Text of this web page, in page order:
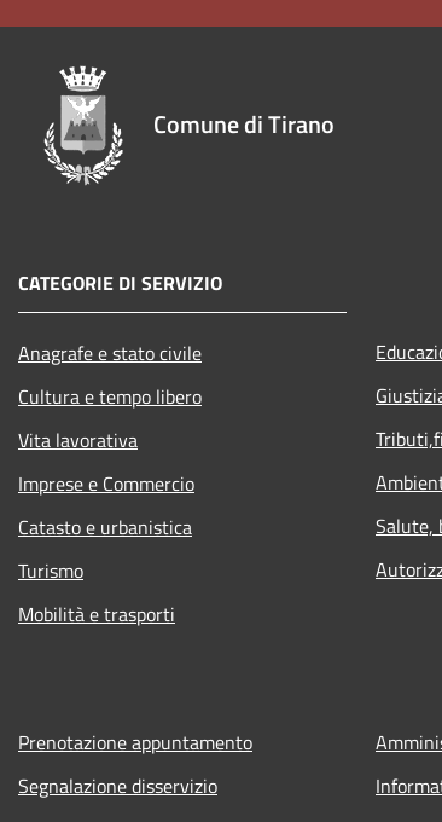
Comune di Tirano
CATEGORIE DI SERVIZIO
Anagrafe e stato civile
Cultura e tempo libero
Vita lavorativa
Imprese e Commercio
Catasto e urbanistica
Turismo
Mobilità e trasporti
Salute,
Prenotazione appuntamento
Segnalazione disservizio